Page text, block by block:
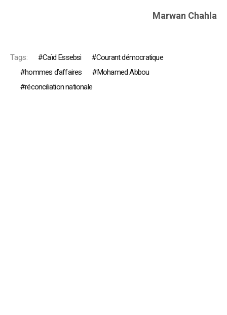
Marwan Chahla
Tags: Caïd Essebsi
Courant démocratique
hommes d’affaires
Mohamed Abbou
réconciliation nationale